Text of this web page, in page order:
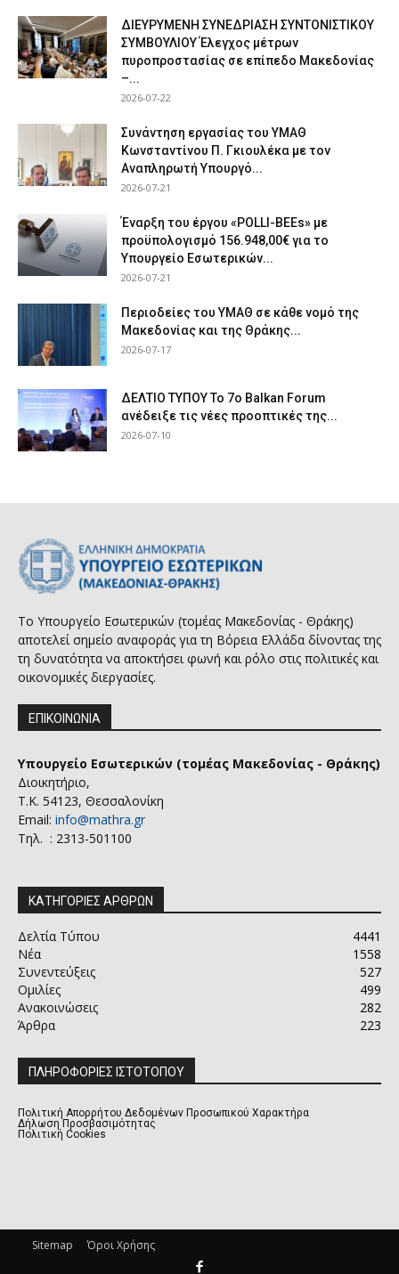
ΔΙΕΥΡΥΜΕΝΗ ΣΥΝΕΔΡΙΑΣΗ ΣΥΝΤΟΝΙΣΤΙΚΟΥ
ΣΥΜΒΟΥΛΙΟΥ Έλεγχος μέτρων
πυροπροστασίας σε επίπεδο Μακεδονίας
–...
2026-07-22
Συνάντηση εργασίας του ΥΜΑΘ
Κωνσταντίνου Π. Γκιουλέκα με τον
Αναπληρωτή Υπουργό...
2026-07-21
Έναρξη του έργου «POLLI-BEEs» με
προϋπολογισμό 156.948,00€ για το
Υπουργείο Εσωτερικών...
2026-07-21
Περιοδείες του ΥΜΑΘ σε κάθε νομό της
Μακεδονίας και της Θράκης...
2026-07-17
ΔΕΛΤΙΟ ΤΥΠΟΥ Το 7ο Balkan Forum
ανέδειξε τις νέες προοπτικές της...
2026-07-10
Το Υπουργείο Εσωτερικών (τομέας Μακεδονίας - Θράκης)
αποτελεί σημείο αναφοράς για τη Βόρεια Ελλάδα δίνοντας της
τη δυνατότητα να αποκτήσει φωνή και ρόλο στις πολιτικές και
οικονομικές διεργασίες.
ΕΠΙΚΟΙΝΩΝΙΑ
Υπουργείο Εσωτερικών (τομέας Μακεδονίας - Θράκης)
Διοικητήριο,
Τ.Κ. 54123, Θεσσαλονίκη
Email: info@mathra.gr
Τηλ. : 2313-501100
ΚΑΤΗΓΟΡΙΕΣ ΑΡΘΡΩΝ
Δελτία Τύπου
4441
Νέα
1558
Συνεντεύξεις
527
Ομιλίες
499
Ανακοινώσεις
282
Άρθρα
223
ΠΛΗΡΟΦΟΡΙΕΣ ΙΣΤΟΤΟΠΟΥ
Πολιτική Απορρήτου Δεδομένων Προσωπικού Χαρακτήρα
Δήλωση Προσβασιμότητας
Πολιτική Cookies
Sitemap Όροι Χρήσης